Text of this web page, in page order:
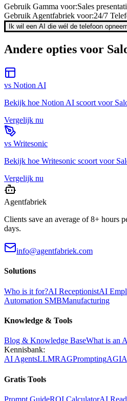
Gebruik Gamma voor:Sales
Gebruik Agentfabriek voor:24/7
Ik wil een AI die wél de telefoon
Andere opties voor
vs Notion AI
Bekijk hoe Notion AI scoort voor
Vergelijk nu
vs Writesonic
Bekijk hoe Writesonic scoort voor
Vergelijk nu
Agentfabriek
Clients save an average of 8+ hours
days.
info@agentfabriek.com
Solutions
Who is it for?AI ReceptionistAI
Automation SMBManufacturing
Knowledge & Tools
Blog & Knowledge BaseWhat is an
Kennisbank:
AI AgentsLLMRAGPromptingAGI
Gratis Tools
Prompt GuideROI CalculatorAI